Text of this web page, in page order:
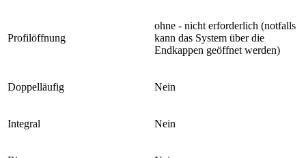
Profilöffnung
ohne - nicht erforderlich (notfalls
kann das System über die
Endkappen geöffnet werden)
Doppelläufig Nein
Integral Nein